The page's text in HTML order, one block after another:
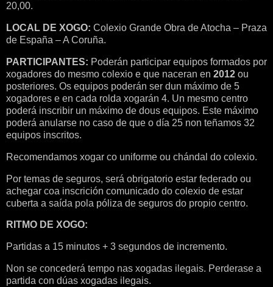
20,00.
LOCAL DE XOGO: Colexio Grande Obra de Atocha – Praza
de España – A Coruña.
PARTICIPANTES: Poderán participar equipos formados por
xogadores do mesmo colexio e que naceran en 2012 ou
posteriores. Os equipos poderán ser dun máximo de 5
xogadores e en cada rolda xogarán 4. Un mesmo centro
poderá inscribir un máximo de dous equipos. Este máximo
poderá anularse no caso de que o día 25 non teñamos 32
equipos inscritos.
Recomendamos xogar co uniforme ou chándal do colexio.
Por temas de seguros, será obrigatorio estar federado ou
achegar coa inscrición comunicado do colexio de estar
cuberta a saída pola póliza de seguros do propio centro.
RITMO DE XOGO:
Partidas a 15 minutos + 3 segundos de incremento.
Non se concederá tempo nas xogadas ilegais. Perderase a
partida con dúas xogadas ilegais.